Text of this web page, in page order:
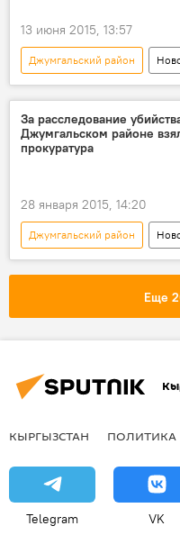
13 июня 2015, 13:57
Джумгальский район
Кыргызстан
Чуйская область
Кыргызгидромет
За расследование
Джумгальском районе
прокуратура
28 января 2015, 14:20
Джумгальский район
Кыргызстан
Еще
КЫРГЫЗСТАН ПОЛИТИКА
Telegram VK